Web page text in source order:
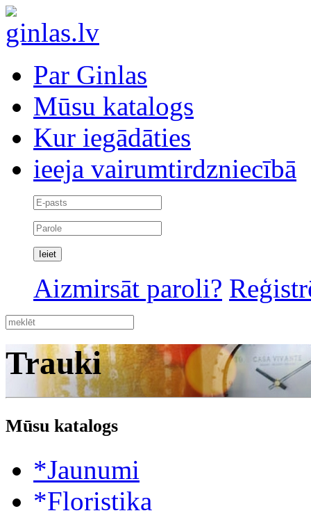
Par Ginlas
Mūsu katalogs
Kur iegādāties
ieeja vairumtirdzniecībā
Aizmirsāt paroli?
Trauki
Mūsu katalogs
*Jaunumi
*Floristika